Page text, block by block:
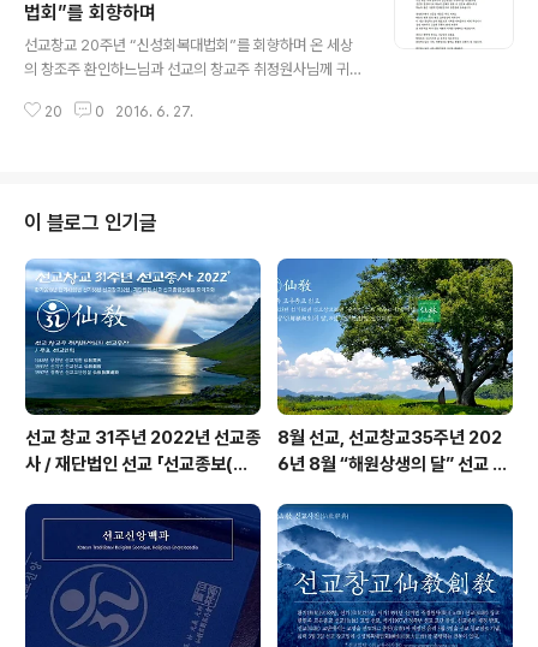
발견하여 신성을 회복하고천지인합일을 이루는 것을 궁극의 목표로 합니다.▼
[仙敎] 17호. 내용 미리보기5. 민족의 신성회복과 민족종교의 대통합의 기원
9. "한민족종교회담" 개최15. ..
법회”를 회향하며
선교창교 20주년 “신성회복대법회”를 회향하며 온 세상
의 창조주 환인하느님과 선교의 창교주 취정원사님께 귀의
모두, 일심정회합니다...() ※선교(仙敎) 창교와 교단의 확
하신 선교(仙敎)는 귀원일체환시시 1988년에 개천입교
(開天立敎)하여, 1991년 창교, 1997년 선교경전 결집을
통해 교단의 확립을 이루었습니다. 선교 교단은 선교최고
의결기관 선교환인집부회 종사결의에 의거, 취정원사님의
「1991년 선교창교 원년」을 선교종헌에 제정반포하였습니
다. 선교개천(仙敎開天)..
20 0 2016. 6. 27.
이 블로그 인기글
선교 창교 31주년 2022년 선교종
사 / 재단법인 선교 「선교종보(仙
8월 선교, 선교창교35주년 202
6년 8월 “해원상생의 달” 선교 법